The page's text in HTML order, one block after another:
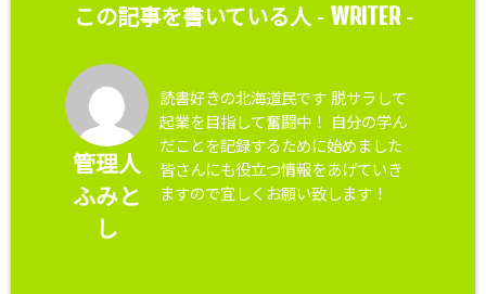
この記事を書いている人 - WRITER-
管理人
ふみと
し
読書好きの北海道民です 脱サラして
起業を目指して奮闘中！ 自分の学ん
だことを記録するために始めました
皆さんにも役立つ情報をあげていき
ますので宜しくお願い致します！